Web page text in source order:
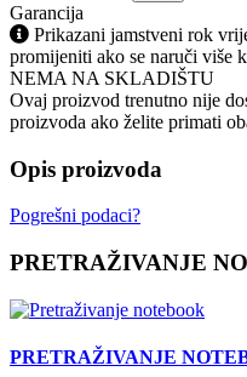
Garancija
Prikazani jamstveni rok
promijeniti ako se naruči više
NEMA NA SKLADIŠTU
Ovaj proizvod trenutno nije
proizvoda ako želite primati
Opis proizvoda
Pogrešni podaci?
PRETRAŽIVANJE
PRETRAŽIVANJE